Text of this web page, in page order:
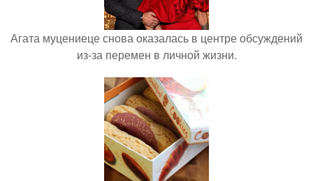
Агата муцениеце снова оказалась в центре обсуждений
из-за перемен в личной жизни.